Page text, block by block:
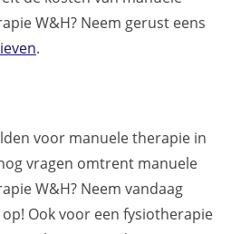
W&H? Neem gerust eens
.
voor manuele therapie in
vragen omtrent manuele
W&H? Neem vandaag
Ook voor een fysiotherapie